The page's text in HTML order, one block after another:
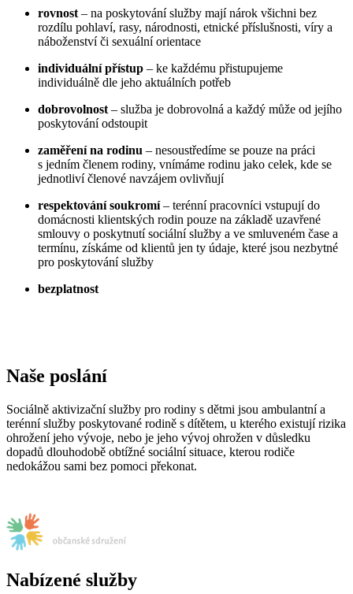
rovnost – na poskytování služby mají nárok všichni bez
rozdílu pohlaví, rasy, národnosti, etnické příslušnosti, víry a
náboženství či sexuální orientace
individuální přístup – ke každému přistupujeme
individuálně dle jeho aktuálních potřeb
dobrovolnost – služba je dobrovolná a každý může od jejího
poskytování odstoupit
zaměření na rodinu – nesoustředíme se pouze na práci
s jedním členem rodiny, vnímáme rodinu jako celek, kde se
jednotliví členové navzájem ovlivňují
respektování soukromí– terénní pracovníci vstupují do
domácnosti klientských rodin pouze na základě uzavřené
smlouvy o poskytnutí sociální služby a ve smluveném čase a
termínu, získáme od klientů jen ty údaje, které jsou nezbytné
pro poskytování služby
bezplatnost
Naše poslání
Sociálně aktivizační služby pro rodiny s dětmi jsou ambulantní a
terénní služby poskytované rodině s dítětem, u kterého existují rizika
ohrožení jeho vývoje, nebo je jeho vývoj ohrožen v důsledku
dopadů dlouhodobě obtížné sociální situace, kterou rodiče
nedokážou sami bez pomoci překonat.
Nabízené služby